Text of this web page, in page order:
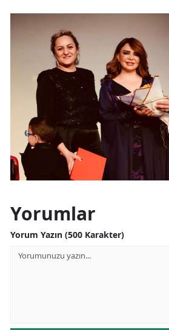
Yorumlar
Yorum Yazın (500 Karakter)